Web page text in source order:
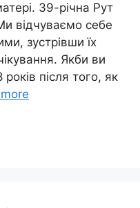
39-річна Рут
відчуваємо себе
зустрівши їх
Якби ви
після того, як